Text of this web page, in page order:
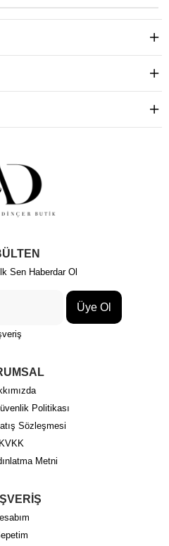
Sen Haberdar Ol
Üye Ol
Politikası
Sözleşmesi
KVKK
Metni